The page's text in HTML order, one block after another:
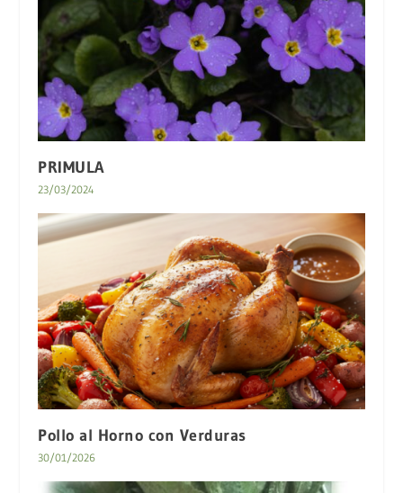
PRIMULA
23/03/2024
Pollo al Horno con Verduras
30/01/2026